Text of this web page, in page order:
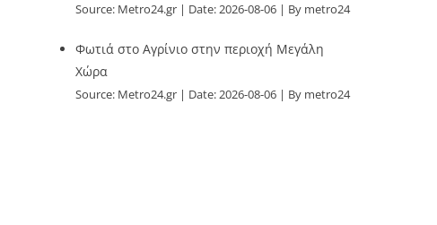
Source: Metro24.gr Date: 2026-08-06 By metro24
Φωτιά στο Αγρίνιο στην περιοχή Μεγάλη
Χώρα
Source: Metro24.gr Date: 2026-08-06 By metro24